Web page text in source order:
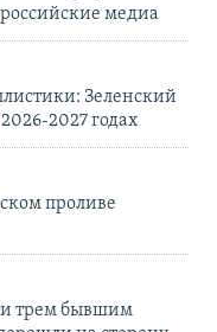
медиа
Зеленский
2027 годах
проливе
трем бывшим